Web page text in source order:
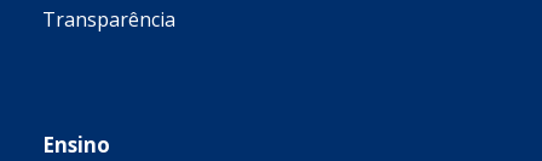
Transparência
Ensino